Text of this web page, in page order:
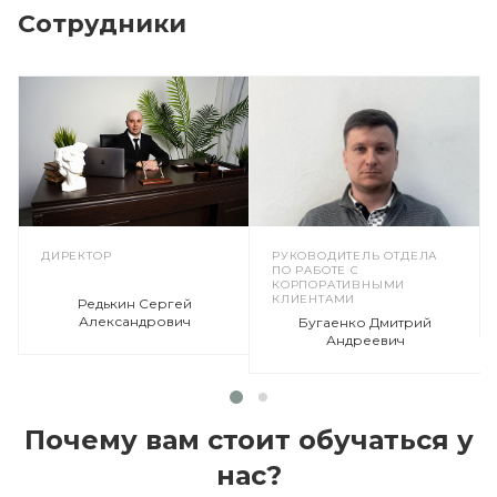
Сотрудники
ДИРЕКТОР
Редькин Сергей
Александрович
РУКОВОДИТЕЛЬ ОТДЕЛА
ПО РАБОТЕ С
КОРПОРАТИВНЫМИ
КЛИЕНТАМИ
Бугаенко Дмитрий
Андреевич
Почему вам стоит обучаться у
нас?